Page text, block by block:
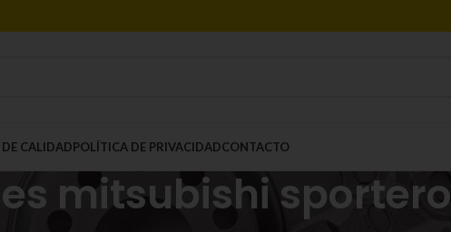
CALIDADPOLÍTICA DE PRIVACIDADCONTACTO
mitsubishi sportero